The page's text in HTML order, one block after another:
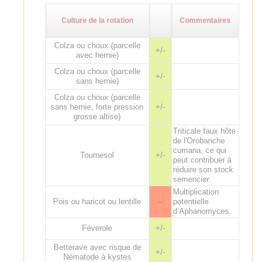
Culture de la rotation Commentaires
Colza ou choux (parcelle
avec hernie)
+/-
Colza ou choux (parcelle
sans hernie)
+/-
Colza ou choux (parcelle
sans hernie, forte pression
grosse altise)
+/-
Tournesol +/-
Triticale faux hôte
de l'Orobanche
cumana, ce qui
peut contribuer à
réduire son stock
semencier.
Pois ou haricot ou lentille --
Multiplication
potentielle
d’Aphanomyces.
Féverole
+/-
Betterave avec risque de
Nématode à kystes
+/-